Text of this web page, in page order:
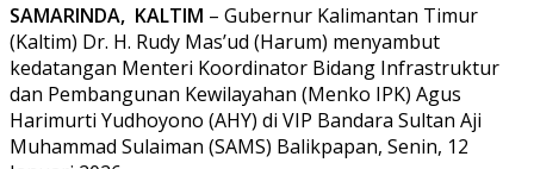
SAMARINDA, KALTIM – Gubernur Kalimantan Timur
(Kaltim) Dr. H. Rudy Mas’ud (Harum) menyambut
kedatangan Menteri Koordinator Bidang Infrastruktur
dan Pembangunan Kewilayahan (Menko IPK) Agus
Harimurti Yudhoyono (AHY) di VIP Bandara Sultan Aji
Muhammad Sulaiman (SAMS) Balikpapan, Senin, 12